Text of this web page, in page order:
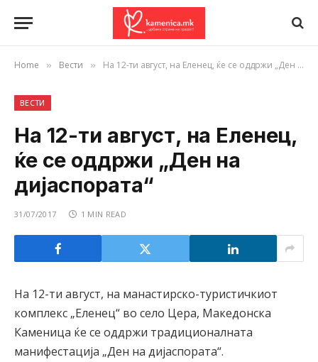
Home » Вести » На 12-ти август, на Еленец, ќе се оддржи „Ден на дијаспората“
ВЕСТИ
На 12-ти август, на Еленец,
ќе се оддржи „Ден на
дијаспората“
31/07/2017 1 MIN READ
На 12-ти август, на манастирско-туристичкиот
комплекс „Еленец“ во село Цера, Македонска
Каменица ќе се оддржи традиционалната
манифестација „Ден на дијаспората“.